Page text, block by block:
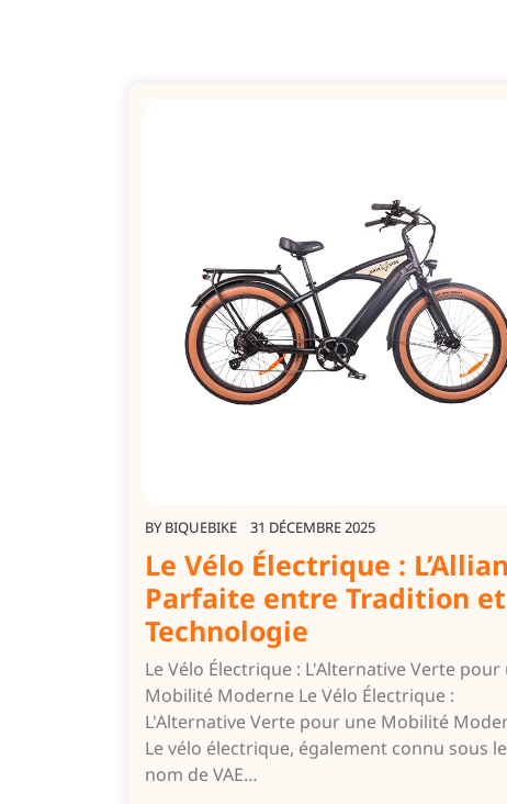
BY BIQUEBIKE 31 DÉCEMBRE 2025
Le Vélo Électrique :
Parfaite entre Tradition et
Technologie
Le Vélo Électrique : L'Alternative Verte pour
Mobilité Moderne Le Vélo Électrique :
L'Alternative Verte pour une Mobilité
Le vélo électrique, également connu sous le
nom de VAE…